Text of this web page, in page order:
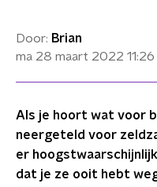
Door: Brian
ma 28 maart 2022 11:26
Als je hoort wat voor
neergeteld voor
er
dat je ze ooit hebt